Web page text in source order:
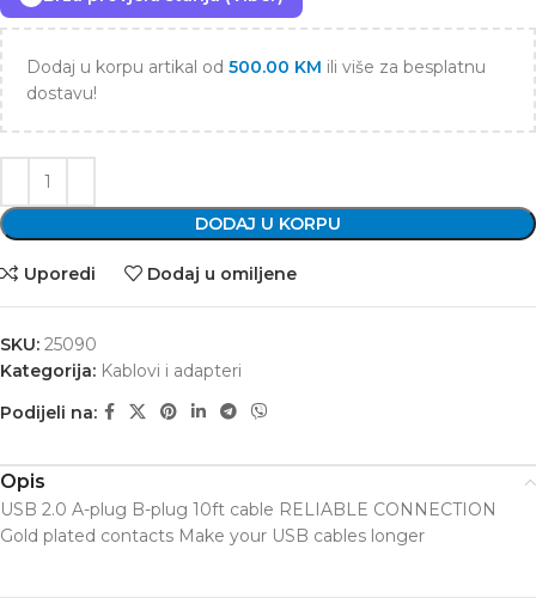
Dodaj u korpu artikal od 500.00 KM ili više za besplatnu
dostavu!
DODAJ U KORPU
Uporedi Dodaj u omiljene
SKU: 25090
Kategorija: Kablovi i adapteri
Podijeli na:
Opis
USB 2.0 A-plug B-plug 10ft cable RELIABLE CONNECTION
Gold plated contacts Make your USB cables longer